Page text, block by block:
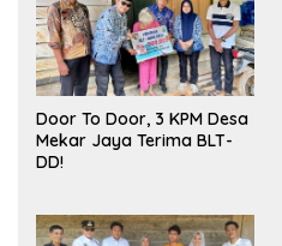
Door To Door, 3 KPM Desa
Mekar Jaya Terima BLT-
DD!